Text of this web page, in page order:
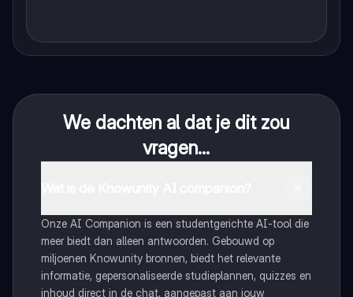
We dachten al dat je dit zou
vragen...
Onze AI Companion is een studentgerichte AI-tool die
meer biedt dan alleen antwoorden. Gebouwd op
miljoenen Knowunity bronnen, biedt het relevante
informatie, gepersonaliseerde studieplannen, quizzes en
inhoud direct in de chat, aangepast aan jouw